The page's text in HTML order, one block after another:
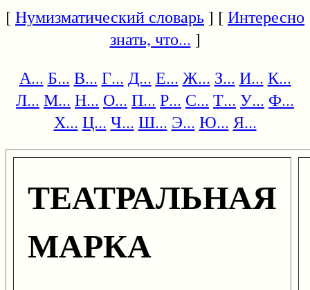
[Нумизматический словарь] [Интересно
знать, что... ]
А... Б... В... Г... Д... Е... Ж... З... И... К...
Л... М... Н... О... П... Р... С... Т... У... Ф...
Х... Ц... Ч... Ш... Э... Ю... Я...
ТЕАТРАЛЬНАЯ
МАРКА